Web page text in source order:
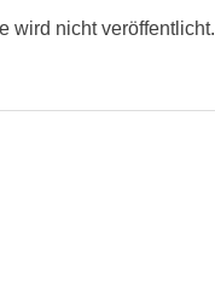
wird nicht veröffentlicht.